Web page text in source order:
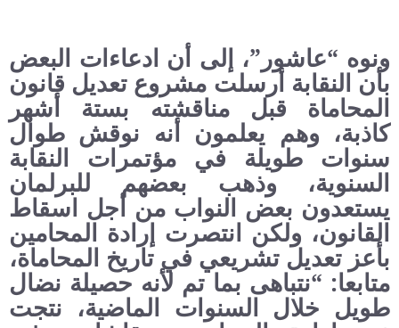
ونوه “عاشور”، إلى أن ادعاءات البعض
بأن النقابة أرسلت مشروع تعديل قانون
المحاماة قبل مناقشته بستة أشهر
كاذبة، وهم يعلمون أنه نوقش طوال
سنوات طويلة في مؤتمرات النقابة
السنوية، وذهب بعضهم للبرلمان
يستعدون بعض النواب من أجل اسقاط
القانون، ولكن انتصرت إرادة المحامين
بأعز تعديل تشريعي في تاريخ المحاماة،
متابعا: “نتباهى بما تم لأنه حصيلة نضال
طويل خلال السنوات الماضية، نتجت